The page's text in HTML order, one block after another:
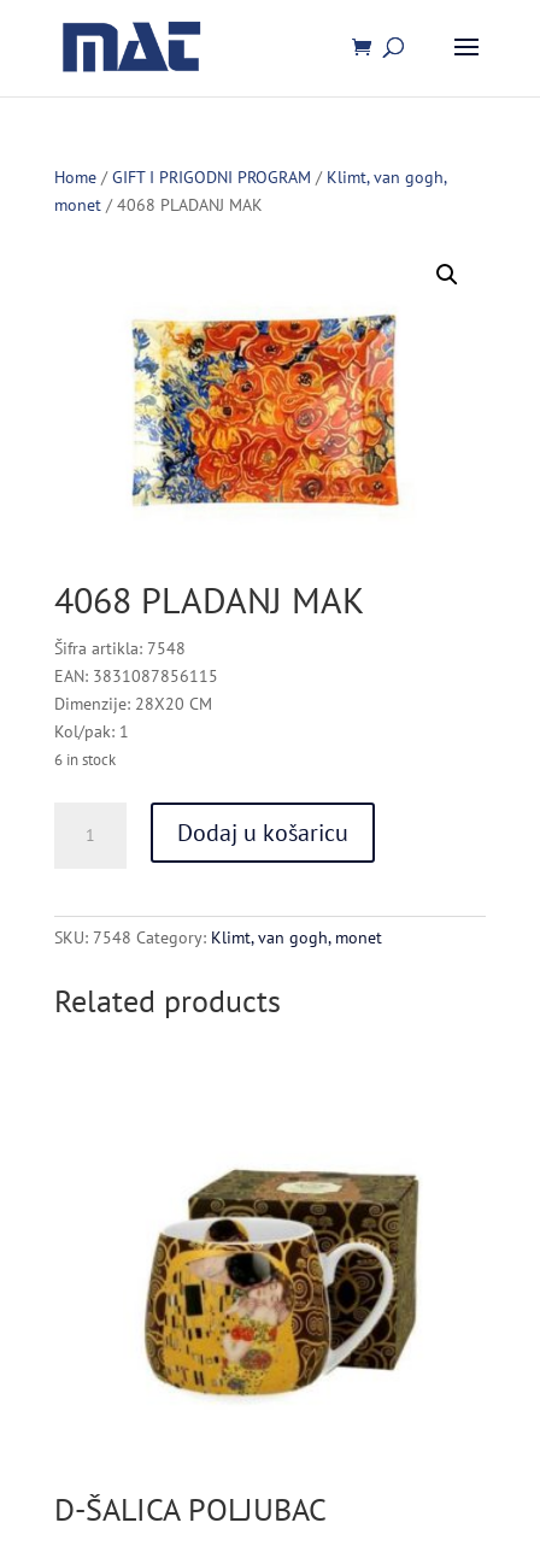
Home/GIFT I PRIGODNI PROGRAM / Klimt, van gogh,
monet/ 4068 PLADANJ MAK
4068 PLADANJ MAK
Šifra artikla: 7548
EAN: 3831087856115
Dimenzije: 28X20 CM
Kol/pak: 1
6 in stock
PLADANJ
Dodaj u košaricu
SKU: 7548 Category: Klimt, van gogh, monet
Related products
D-ŠALICA POLJUBAC